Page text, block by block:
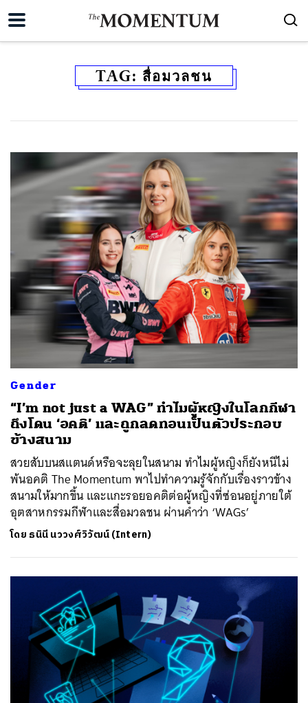
TAG: สื่อมวลชน
Gender
“I’m not just a WAG” ทำไมผู้หญิงในโลกกีฬา
ถึงโดน ‘อคติ’ และถูกลดทอนเป็นตัวประกอบ
ข้างสนาม
สวยสับบนสแตนด์หรือจะลุยในสนาม ทำไมผู้หญิงก็ยังหนีไม่
พ้นอคติ The Momentum พาไปทำความรู้จักกับเรื่องราวข้าง
สนามให้มากขึ้น และแกะรอยอคติต่อผู้หญิงที่ซ่อนอยู่ภายใต้
อุตสาหกรรมกีฬาและสื่อมวลชน ผ่านคำว่า ‘WAGs’
โดย ธนินี นววงศ์วิวัฒน์ (Intern)